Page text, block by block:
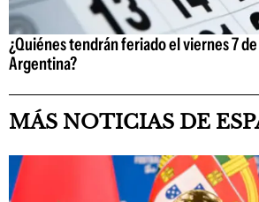
¿Quiénes tendrán feriado el viernes 7
Argentina?
MÁS NOTICIAS DE